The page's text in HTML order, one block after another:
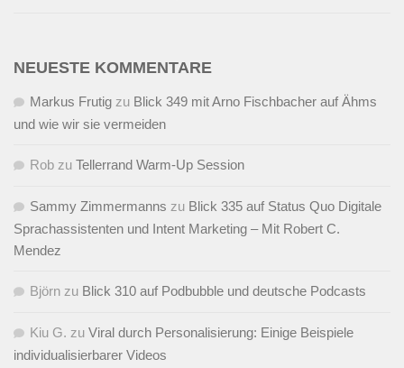
NEUESTE KOMMENTARE
Markus Frutig zu Blick 349 mit Arno Fischbacher auf Ähms
und wie wir sie vermeiden
Rob zu Tellerrand Warm-Up Session
Sammy Zimmermanns zu Blick 335 auf Status Quo Digitale
Sprachassistenten und Intent Marketing – Mit Robert C.
Mendez
Björn zu Blick 310 auf Podbubble und deutsche Podcasts
Kiu G. zu Viral durch Personalisierung: Einige Beispiele
individualisierbarer Videos